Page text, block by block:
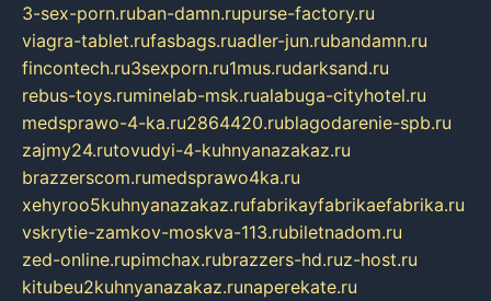
3-sex-porn.ruban-damn.rupurse-factory.ru
viagra-tablet.rufasbags.ruadler-jun.rubandamn.ru
fincontech.ru3sexporn.ru1mus.rudarksand.ru
rebus-toys.ruminelab-msk.rualabuga-cityhotel.ru
medsprawo-4-ka.ru2864420.rublagodarenie-spb.ru
zajmy24.rutovudyi-4-kuhnyanazakaz.ru
brazzerscom.rumedsprawo4ka.ru
xehyroo5kuhnyanazakaz.rufabrikayfabrikaefabrika.ru
vskrytie-zamkov-moskva-113.rubiletnadom.ru
zed-online.rupimchax.rubrazzers-hd.ruz-host.ru
kitubeu2kuhnyanazakaz.runaperekate.ru